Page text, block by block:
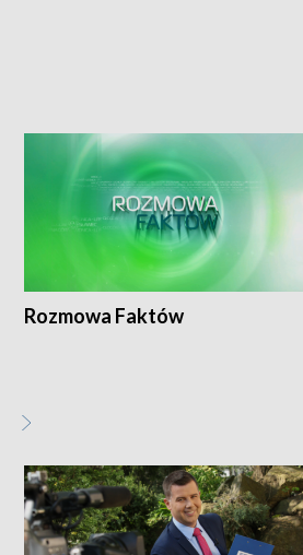
Rozmowa Faktów